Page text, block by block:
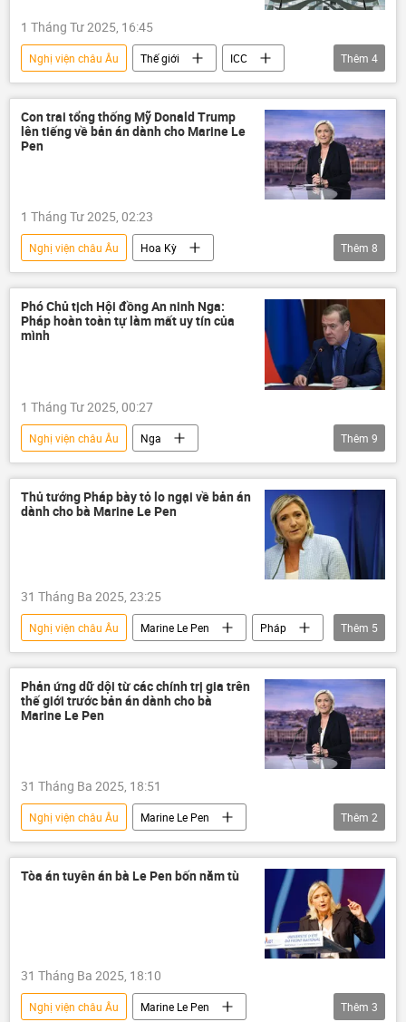
Friedrich Merz
Maria Zakharova
Kiev
Matxcơva Châu Âu
1 Tháng Tư 2025, 16:45
Nghị viện châu Âu Thế giới
ICC
Tòa án Hình sự Quốc tế (ICC)
Chính trị
chuyên gia
Quan điểm-Ý kiến
Thêm 4
Con trai tổng thống Mỹ Donald Trump
lên tiếng về bản án dành cho Marine Le
Pen
1 Tháng Tư 2025, 02:23
Nghị viện châu Âu
Hoa Kỳ
Donald Trump-con
Marine Le Pen
Thế giới
Chính trị
thông tin
phương Tây
Pháp Châu Âu
Thêm 8
Phó Chủ tịch Hội đồng An ninh Nga:
Pháp hoàn toàn tự làm mất uy tín của
mình
1 Tháng Tư 2025, 00:27
Nghị viện châu Âu
Nga
Hội đồng An ninh Nga
Marine Le Pen
Pháp
Châu Âu
Dmitry Medvedev
Thế giới
Chính trị
Thêm 9
Thủ tướng Pháp bày tỏ lo ngại về bản án
dành cho bà Marine Le Pen
31 Tháng Ba 2025, 23:25
Nghị viện châu Âu Marine Le Pen
Pháp
Chính trị
Thế giới
thông tin
Châu Âu
Paris
Thêm 5
Phản ứng dữ dội từ các chính trị gia trên
thế giới trước bản án dành cho bà
Marine Le Pen
31 Tháng Ba 2025, 18:51
Nghị viện châu Âu
Marine Le Pen
Thế giới
Chính trị Tòa án
Thêm 2
Tòa án tuyên án bà Le Pen bốn năm tù
31 Tháng Ba 2025, 18:10
Nghị viện châu Âu
Marine Le Pen
Thêm 3